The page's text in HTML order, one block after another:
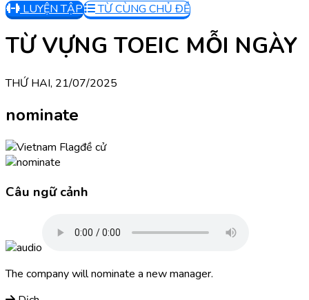
LUYỆN TẬP
TỪ CÙNG CHỦ ĐỀ
TỪ VỰNG TOEIC MỖI NGÀY
THỨ HAI, 21/07/2025
nominate
đề cử
Câu ngữ cảnh
The company will nominate a new manager.